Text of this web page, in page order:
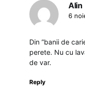
Alin
6
Din ”banii de
perete. Nu cu
de var.
Reply